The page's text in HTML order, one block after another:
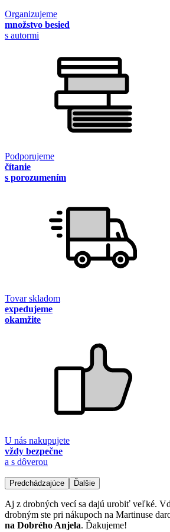
Organizujeme
množstvo besied
s autormi
Podporujeme
čítanie
s porozumením
Tovar skladom
expedujeme
okamžite
U nás nakupujete
vždy bezpečne
a s dôverou
Predchádzajúce Ďalšie
Aj z drobných vecí sa dajú urobiť veľké.
drobným ste pri nákupoch na Martinuse
na Dobrého Anjela. Ďakujeme!